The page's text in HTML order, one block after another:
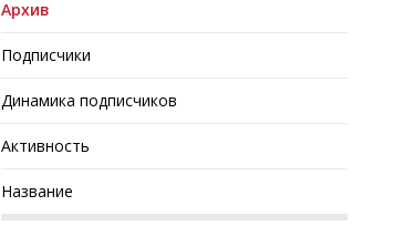
Архив
Подписчики
Динамика подписчиков
Активность
Название